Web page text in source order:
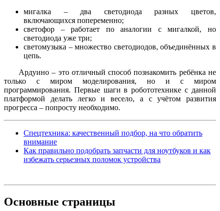
мигалка – два светодиода разных цветов,
включающихся попеременно;
светофор – работает по аналогии с мигалкой, но
светодиода уже три;
светомузыка – множество светодиодов, объединённых в
цепь.
Ардуино – это отличный способ познакомить ребёнка не
только с миром моделирования, но и с миром
программирования. Первые шаги в робототехнике с данной
платформой делать легко и весело, а с учётом развития
прогресса – попросту необходимо.
Спецтехника: качественный подбор, на что обратить
внимание
Как правильно подобрать запчасти для ноутбуков и как
избежать серьезных поломок устройства
Основные страницы